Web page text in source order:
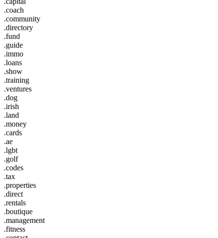
.coach
.community
.directory
.fund
.guide
.immo
.loans
.show
.training
.ventures
.dog
.irish
.land
.money
.cards
.ae
.lgbt
.golf
.codes
.tax
.properties
.direct
.rentals
.boutique
.management
.fitness